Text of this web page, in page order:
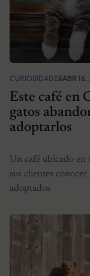
CURIOSIDADESABR 16,
Este café en
gatos
adoptarlos
Un café ubicado
sus clientes
adoptados